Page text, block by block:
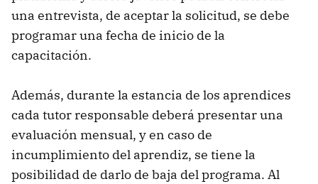
una entrevista, de aceptar la solicitud, se debe
programar una fecha de inicio de la
capacitación.
Además, durante la estancia de los aprendices
cada tutor responsable deberá presentar una
evaluación mensual, y en caso de
incumplimiento del aprendiz, se tiene la
posibilidad de darlo de baja del programa. Al